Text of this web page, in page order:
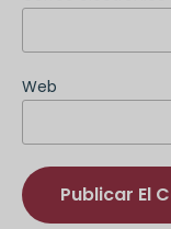
Web